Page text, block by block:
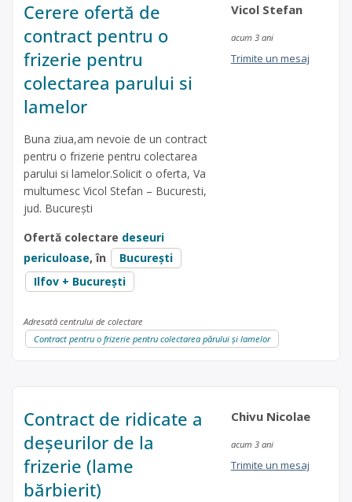
Cerere ofertă de
contract pentru o
frizerie pentru
colectarea parului si
lamelor
Buna ziua,am nevoie de un contract
pentru o frizerie pentru colectarea
parului si lamelor.Solicit o oferta, Va
multumesc Vicol Stefan – Bucuresti,
jud. București
Ofertă colectare deseuri
periculoase, în
București
Ilfov + București
Vicol Stefan
acum 3 ani
Trimite un mesaj
Adresată centrului de colectare
Contract pentru o frizerie pentru colectarea părului și lamelor
Contract de ridicate a
deșeurilor de la
frizerie (lame
bărbierit)
Chivu Nicolae
acum 3 ani
Trimite un mesaj